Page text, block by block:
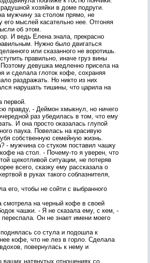
хозяйки в доме подруги.
мужчину за столом прямо, не
его мыслей касательно нее. Отгоняя
об этом.
И ведь Елена знала, прекрасно
Нужно было двигаться
или сказанного не воротишь.
правильно, иначе груз вины
Поэтому девушка медленно присела на
и сделала глоток кофе, сохраняя
раздражать. Но никто из них
нарушать тишины, что царила на
первой.
правду, - Деймон хмыкнул, но ничего
раз убедилась в том, что ему
И она просто оказалась глупой
паука. Повелась на красивую
собственную семейную жизнь.
- мужчина со стуком поставил чашку
на стол. - Почему-то я уверен, что
щекотливой ситуации, не потеряв
всего, сказку ему рассказала о
в руках такого соблазнителя,
его, чтобы не сойти с выбранного
смотрела на черный кофе в своей
чашки. - Я не сказала ему, с кем, -
Он не знает имени моего
со стула и подошла к
кофе, что не лез в горло. Сделала
повернулась к нему и
ваших натянутых отношениях со